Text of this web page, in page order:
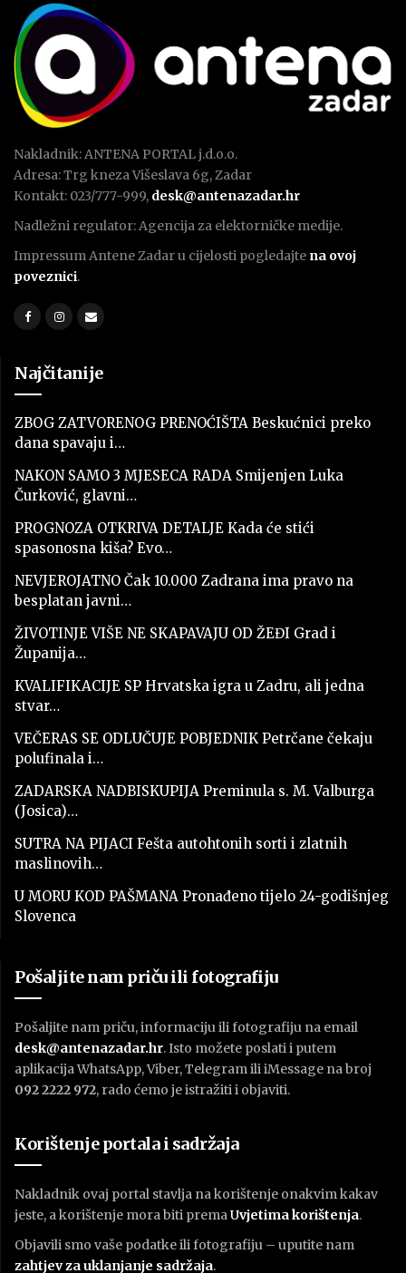
Nakladnik: ANTENA PORTAL j.d.o.o.
Adresa: Trg kneza Višeslava 6g, Zadar
Kontakt: 023/777-999, desk@antenazadar.hr
Nadležni regulator: Agencija za elektorničke medije.
Impressum Antene Zadar u cijelosti pogledajte na ovoj
poveznici.
Najčitanije
ZBOG ZATVORENOG PRENOĆIŠTA Beskućnici preko
dana spavaju i…
NAKON SAMO 3 MJESECA RADA Smijenjen Luka
Čurković, glavni…
PROGNOZA OTKRIVA DETALJE Kada će stići
spasonosna kiša? Evo…
NEVJEROJATNO Čak 10.000 Zadrana ima pravo na
besplatan javni…
ŽIVOTINJE VIŠE NE SKAPAVAJU OD ŽEĐI Grad i
Županija…
KVALIFIKACIJE SP Hrvatska igra u Zadru, ali jedna
stvar…
VEČERAS SE ODLUČUJE POBJEDNIK Petrčane čekaju
polufinala i…
ZADARSKA NADBISKUPIJA Preminula s. M. Valburga
(Josica)…
SUTRA NA PIJACI Fešta autohtonih sorti i zlatnih
maslinovih…
U MORU KOD PAŠMANA Pronađeno tijelo 24-godišnjeg
Slovenca
Pošaljite nam priču ili fotografiju
Pošaljite nam priču, informaciju ili fotografiju na email
desk@antenazadar.hr. Isto možete poslati i putem
aplikacija WhatsApp, Viber, Telegram ili iMessage na broj
092 2222 972, rado ćemo je istražiti i objaviti.
Korištenje portala i sadržaja
Nakladnik ovaj portal stavlja na korištenje onakvim kakav
jeste, a korištenje mora biti prema Uvjetima korištenja.
Objavili smo vaše podatke ili fotografiju – uputite nam
zahtjev za uklanjanje sadržaja.